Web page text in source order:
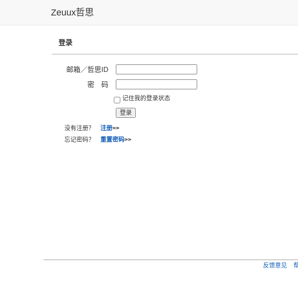
Zeuux哲思
登录
邮箱／哲思ID
密 码
记住我的登录状态
没有注册？ 注册>>
忘记密码？ 重置密码>>
反馈意见